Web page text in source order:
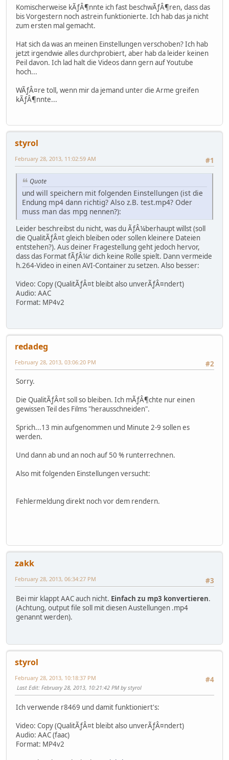
Komischerweise kÃƒÂ¶nnte ich fast beschwÃƒÂ¶ren, dass das
bis Vorgestern noch astrein funktionierte. Ich hab das ja nicht
zum ersten mal gemacht.
Hat sich da was an meinen Einstellungen verschoben? Ich hab
jetzt irgendwie alles durchprobiert, aber hab da leider keinen
Peil davon. Ich lad halt die Videos dann gern auf Youtube
hoch...
WÃƒÂ¤re toll, wenn mir da jemand unter die Arme greifen
kÃƒÂ¶nnte...
styrol
#1
February 28, 2013, 11:02:59 AM
Quote
und will speichern mit folgenden Einstellungen (ist die
Endung mp4 dann richtig? Also z.B. test.mp4? Oder
muss man das mpg nennen?):
Leider beschreibst du nicht, was du ÃƒÂ¼berhaupt willst (soll
die QualitÃƒÂ¤t gleich bleiben oder sollen kleinere Dateien
entstehen?). Aus deiner Fragestellung geht jedoch hervor,
dass das Format fÃƒÂ¼r dich keine Rolle spielt. Dann vermeide
h.264-Video in einen AVI-Container zu setzen. Also besser:
Video: Copy (QualitÃƒÂ¤t bleibt also unverÃƒÂ¤ndert)
Audio: AAC
Format: MP4v2
redadeg
#2
February 28, 2013, 03:06:20 PM
Sorry.
Die QualitÃƒÂ¤t soll so bleiben. Ich mÃƒÂ¶chte nur einen
gewissen Teil des Films "herausschneiden".
Sprich...13 min aufgenommen und Minute 2-9 sollen es
werden.
Und dann ab und an noch auf 50 % runterrechnen.
Also mit folgenden Einstellungen versucht:
Fehlermeldung direkt noch vor dem rendern.
zakk
#3
February 28, 2013, 06:34:27 PM
Bei mir klappt AAC auch nicht. Einfach zu mp3 konvertieren.
(Achtung, output file soll mit diesen Austellungen .mp4
genannt werden).
styrol
#4
February 28, 2013, 10:18:37 PM
Last Edit: February 28, 2013, 10:21:42 PM by styrol
Ich verwende r8469 und damit funktioniert's:
Video: Copy (QualitÃƒÂ¤t bleibt also unverÃƒÂ¤ndert)
Audio: AAC (faac)
Format: MP4v2